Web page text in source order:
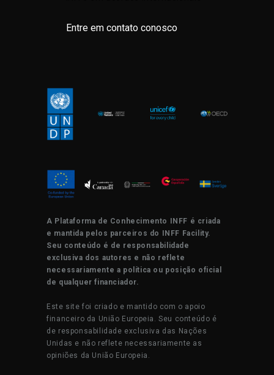
Entre em contato conosco
A Plataforma de Conhecimento INFF é criada
e mantida pelos parceiros do INFF Facility.
Seu conteúdo é de responsabilidade
exclusiva dos autores e não reflete
necessariamente a política ou posição oficial
de qualquer financiador.
Este site foi criado e mantido com o apoio
financeiro da União Europeia. Seu conteúdo é
de responsabilidade exclusiva das Nações
Unidas e não reflete necessariamente as
opiniões da União Europeia.